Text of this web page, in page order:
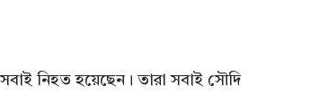
নিহত হয়েছেন। তারা সবাই সৌদি